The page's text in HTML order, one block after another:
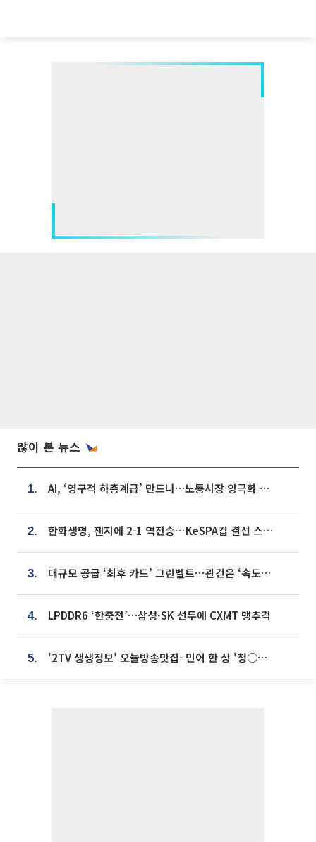
많이 본 뉴스
1. AI, ‘영구적 하층계급’ 만드나…노동시장 양극화 경고
2. 한화생명, 젠지에 2-1 역전승⋯KeSPA컵 결선 스테이지 2 직행
3. 대규모 공급 ‘최후 카드’ 그린벨트⋯관건은 ‘속도’ [주택공급 승부수의 조건]
4. LPDDR6 ‘한중전’…삼성·SK 선두에 CXMT 맹추격
5. '2TV 생생정보' 오늘방송맛집- 민어 한 상 '청○○○' vs 전복 한 상 '명○'